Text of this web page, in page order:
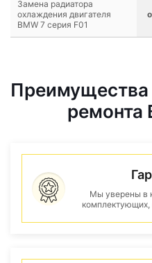
Замена радиатора
охлаждения двигателя
BMW 7 серия F01
Преимущества
ремонта
Мы уверены в
комплектующих,